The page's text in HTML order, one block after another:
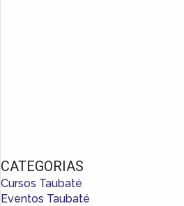
CATEGORIAS
Cursos Taubaté
Eventos Taubaté